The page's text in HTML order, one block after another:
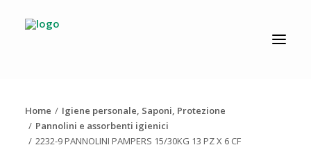
AZIENDA
NEWS
Home
Igiene personale, Saponi, Protezione
Pannolini e assorbenti igienici
2232-9 PANNOLINI PAMPERS 15/30KG 13 PZ X 6 CF